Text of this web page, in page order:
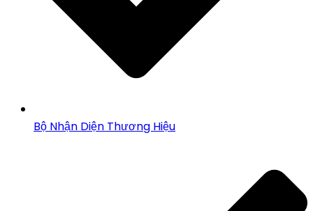
Bộ Nhận Diện Thương Hiệu